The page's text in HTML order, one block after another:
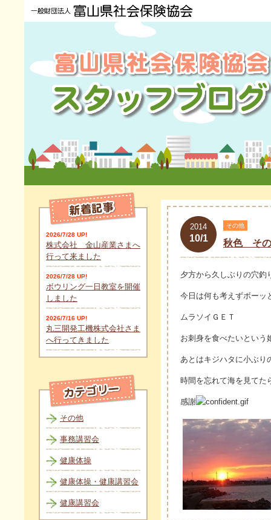
2014
10/1
その他
秋色 そ
夕方から久しぶりの穴釣
今日は何も考えずボーッ
ムラソイＧＥＴ
お刺身を食べたいという
あとはキジハタに小ぶり
時間を忘れて海を見てた
感謝
2026/7/28 UP!
株式会社 金山産業さまへ
行って来ました
2026/7/28 UP!
ボウリング一日教室を開催
しました
2026/7/16 UP!
丸三開発工機株式会社さま
へ行ってきました
その他
事務講習会
健康体操
健康体操・健康講習会
健康講習会